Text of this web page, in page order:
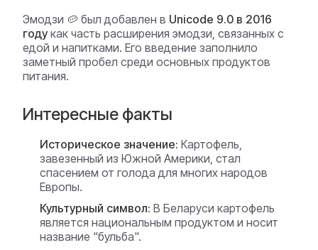
Эмодзи 🥔 был добавлен в Unicode 9.0 в 2016
году как часть расширения эмодзи, связанных с
едой и напитками. Его введение заполнило
заметный пробел среди основных продуктов
питания.
Интересные факты
Историческое значение: Картофель,
завезенный из Южной Америки, стал
спасением от голода для многих народов
Европы.
Культурный символ: В Беларуси картофель
является национальным продуктом и носит
название "бульба".